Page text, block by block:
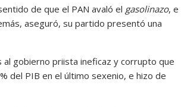
de que el PAN avaló el gasolinazo, e
aseguró, su partido presentó una
gobierno priista ineficaz y corrupto que
del PIB en el último sexenio, e hizo de